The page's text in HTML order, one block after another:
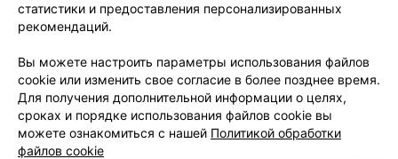
Кератиновое выпрямление челки
от 25 руб.
Добавить компанию
статистики и предоставления персонализированных
рекомендаций.
Вы можете настроить параметры использования файлов
cookie или изменить свое согласие в более позднее время.
Для получения дополнительной информации о целях,
сроках и порядке использования файлов cookie вы
можете ознакомиться с нашей Политикой обработки
файлов cookie